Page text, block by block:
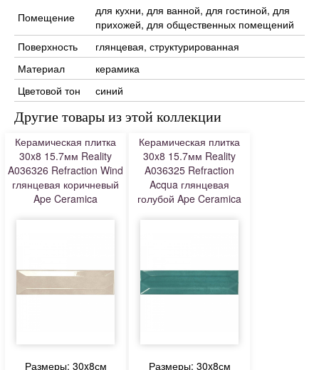
Помещение
для кухни, для ванной, для гостиной, для
прихожей, для общественных помещений
Поверхность
глянцевая, структурированная
Материал
керамика
Цветовой тон
синий
Другие товары из этой коллекции
Керамическая плитка
30x8 15.7мм Reality
A036326 Refraction Wind
глянцевая коричневый
Ape Ceramica
Размеры: 30x8см
Керамическая плитка
30x8 15.7мм Reality
A036325 Refraction
Acqua глянцевая
голубой Ape Ceramica
Размеры: 30x8см